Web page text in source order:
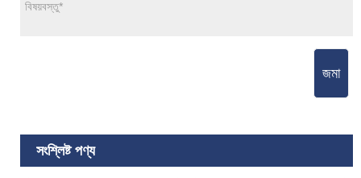
জমা
সংশ্লিষ্ট পণ্য